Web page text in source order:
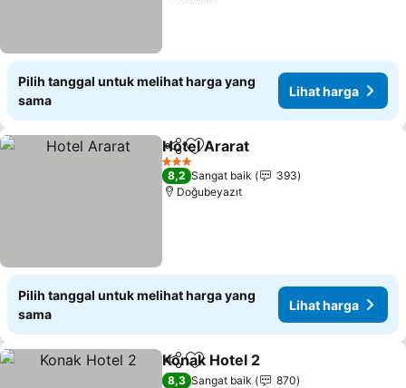
Pilih tanggal untuk melihat harga yang
sama
Lihat harga
BagikanTambahkan ke favorit
Hotel Ararat
3 Bintang
8,2 Sangat baik
393
Doğubeyazıt
Pilih tanggal untuk melihat harga yang
sama
Lihat harga
BagikanTambahkan ke favorit
Konak Hotel 2
8,3 Sangat baik
870